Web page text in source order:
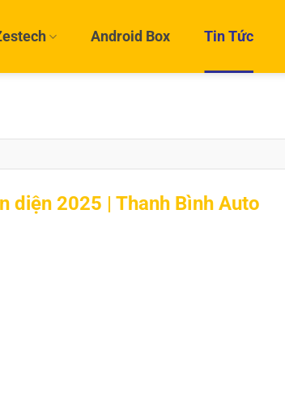
Android Box Tin Tức
diện 2025 | Thanh Bình Auto